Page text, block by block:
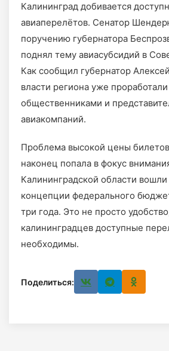
Калининград добивается
авиаперелётов. Сенатор
поручению губернатора
поднял тему авиасубсидий в
Как сообщил губернатор
власти региона уже
общественниками и
авиакомпаний.
Проблема высокой цены
наконец попала в фокус
Калининградской области
концепции федерального
три года. Это не просто
калининградцев доступные
необходимы.
Поделиться: